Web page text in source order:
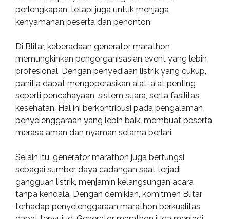
perlengkapan, tetapi juga untuk menjaga
kenyamanan peserta dan penonton.
Di Blitar, keberadaan generator marathon
memungkinkan pengorganisasian event yang lebih
profesional. Dengan penyediaan listrik yang cukup,
panitia dapat mengoperasikan alat-alat penting
seperti pencahayaan, sistem suara, serta fasilitas
kesehatan. Hal ini berkontribusi pada pengalaman
penyelenggaraan yang lebih baik, membuat peserta
merasa aman dan nyaman selama berlari.
Selain itu, generator marathon juga berfungsi
sebagai sumber daya cadangan saat terjadi
gangguan listrik, menjamin kelangsungan acara
tanpa kendala. Dengan demikian, komitmen Blitar
terhadap penyelenggaraan marathon berkualitas